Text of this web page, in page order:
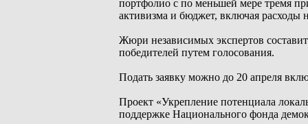
портфолио с по меньшей мере тремя
активизма и бюджет, включая расходы
Жюри независимых экспертов
победителей путем голосования.
Подать заявку можно до 20 апреля
Проект «Укрепление потенциала
поддержке Национального фонда